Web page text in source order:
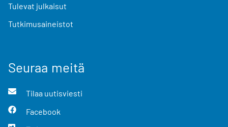
Tulevat julkaisut
Tutkimusaineistot
Seuraa meitä
Tilaa uutisviesti
Facebook